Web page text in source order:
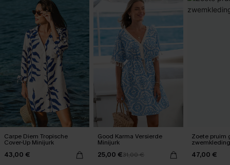
Carpe Diem Tropische
Cover-Up Minijurk
43,00 €
Good Karma Versierde
Minijurk
25,00 €31,00 €
Zoete pruim
47,00 €